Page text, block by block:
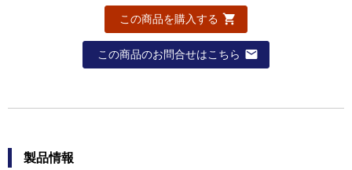
この商品を購入する
この商品のお問合せはこちら
製品情報